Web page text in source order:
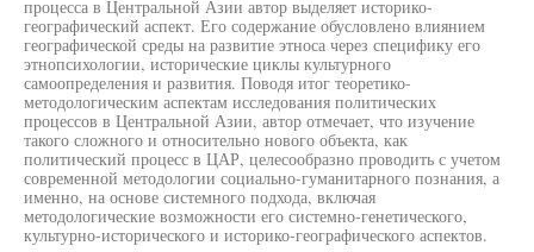
процесса в Центральной Азии автор выделяет историко-
географический аспект. Его содержание обусловлено влиянием
географической среды на развитие этноса через специфику его
этнопсихологии, исторические циклы культурного
самоопределения и развития. Поводя итог теоретико-
методологическим аспектам исследования политических
процессов в Центральной Азии, автор отмечает, что изучение
такого сложного и относительно нового объекта, как
политический процесс в ЦАР, целесообразно проводить с учетом
современной методологии социально-гуманитарного познания, а
именно, на основе системного подхода, включая
методологические возможности его системно-генетического,
культурно-исторического и историко-географического аспектов.